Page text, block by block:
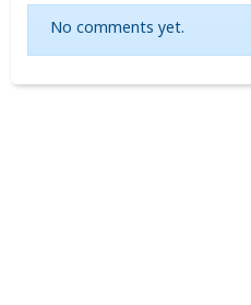
No comments yet.